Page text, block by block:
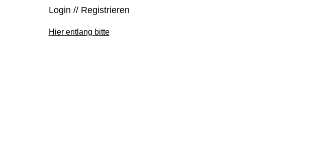
Login // Registrieren
Hier entlang bitte